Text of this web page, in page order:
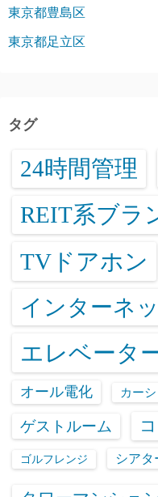
東京都豊島区
東京都足立区
タグ
24時間管理
REIT系ブラ
TVドアホン
インターネ
エレベータ
オール電化 カー
ゲストルーム
ゴルフレンジ シアタ